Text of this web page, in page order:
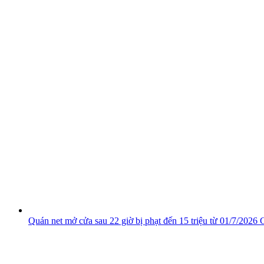
Quán net mở cửa sau 22 giờ bị phạt đến 15 triệu từ 01/7/2026